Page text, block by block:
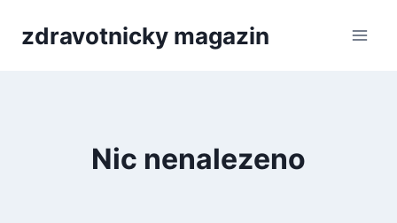
zdravotnicky magazin
Nic nenalezeno